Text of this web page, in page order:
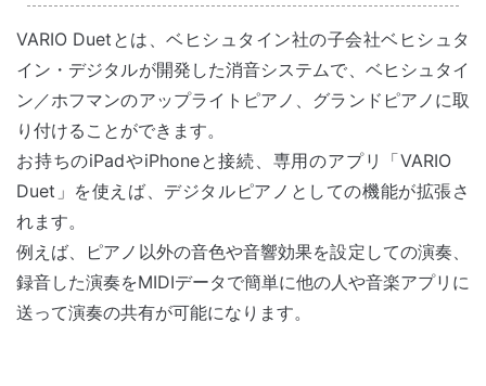
VARIO Duetとは、ベヒシュタイン社の子会社ベヒシュタ
イン・デジタルが開発した消音システムで、ベヒシュタイ
ン／ホフマンのアップライトピアノ、グランドピアノに取
り付けることができます。
お持ちのiPadやiPhoneと接続、専用のアプリ「VARIO
Duet」を使えば、デジタルピアノとしての機能が拡張さ
れます。
例えば、ピアノ以外の音色や音響効果を設定しての演奏、
録音した演奏をMIDIデータで簡単に他の人や音楽アプリに
送って演奏の共有が可能になります。